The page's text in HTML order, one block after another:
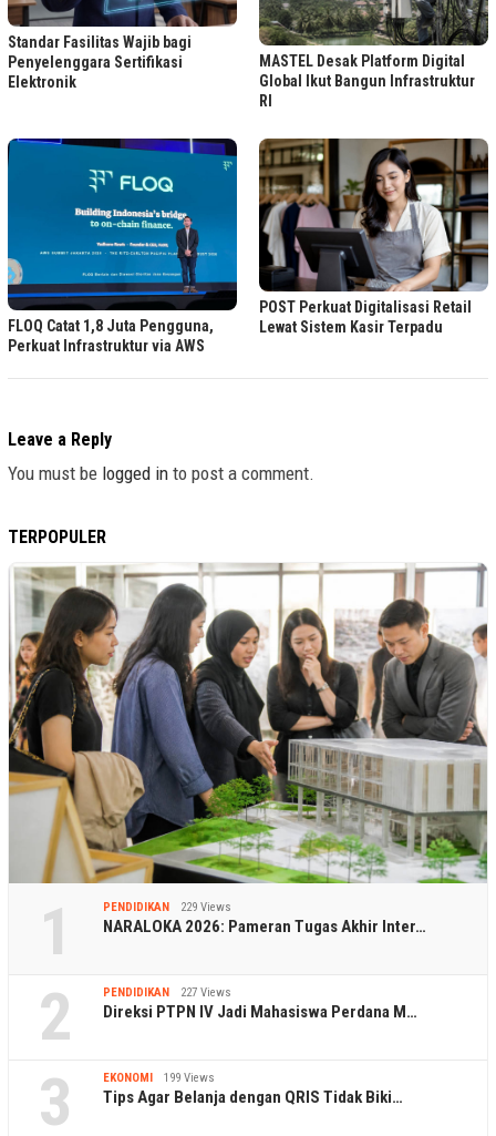
Standar Fasilitas Wajib bagi
Penyelenggara Sertifikasi
Elektronik
MASTEL Desak Platform Digital
Global Ikut Bangun Infrastruktur
RI
FLOQ Catat 1,8 Juta Pengguna,
Perkuat Infrastruktur via AWS
POST Perkuat Digitalisasi Retail
Lewat Sistem Kasir Terpadu
Leave a Reply
You must be logged in to post a comment.
TERPOPULER
1 PENDIDIKAN 229 Views
NARALOKA 2026: Pameran Tugas Akhir Inter…
2 PENDIDIKAN 227 Views
Direksi PTPN IV Jadi Mahasiswa Perdana M…
3 EKONOMI 199 Views
Tips Agar Belanja dengan QRIS Tidak Biki…